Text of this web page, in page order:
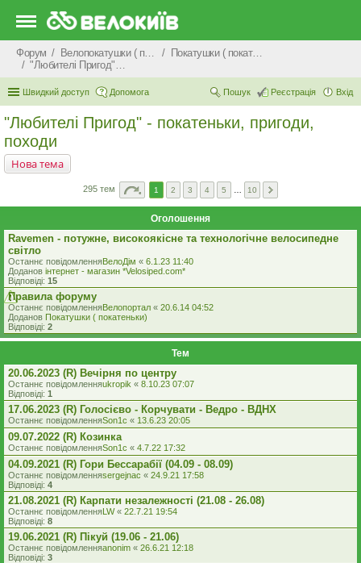
Форум Велопокатушки ( покатеньки), велопоходи, туризм.
Покатушки ( покатеньки)
"Любителі Пригод" - покатеньки, пригоди, походи
Швидкий доступ Допомога Вхід
Реєстрація
Пошук
"Любителі Пригод" - покатеньки, пригоди,
походи
Нова тема
295 тем 1 2 3 4 5 10
Оголошення
Ravemen - потужне, високоякісне та технологічне велосипедне
світло
Останнє повідомленняВелоДім « 6.1.23 11:40
Доданов iнтернет - магазин *Velosiped.com*
Відповіді: 15
Правила форуму
Останнє повідомленняВелопортал « 20.6.14 04:52
Доданов Покатушки ( покатеньки)
Відповіді: 2
Тем
20.06.2023 (R) Вечірня по центру
Останнє повідомленняukropik « 8.10.23 07:07
Відповіді: 1
17.06.2023 (R) Голосієво - Корчувати - Ведро - ВДНХ
Останнє повідомленняSon1c « 13.6.23 20:05
09.07.2022 (R) Козинка
Останнє повідомленняSon1c « 4.7.22 17:32
04.09.2021 (R) Гори Бессарабії (04.09 - 08.09)
Останнє повідомленняsergejnac « 24.9.21 17:58
Відповіді: 4
21.08.2021 (R) Карпати незалежності (21.08 - 26.08)
Останнє повідомленняLW« 22.7.21 19:54
Відповіді: 8
19.06.2021 (R) Пікуй (19.06 - 21.06)
Останнє повідомленняanonim « 26.6.21 12:18
Відповіді: 3